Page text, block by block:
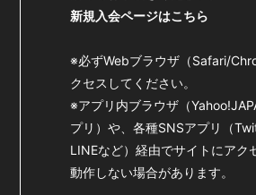
会員登録 ログイン
新規入会ページはこちら
※必ずWebブラウザ（Safari/
クセスしてください。
※アプリ内ブラウザ（
プリ）や、各種SNSアプリ（
LINEなど）経由でサイトにアク
動作しない場合があります。